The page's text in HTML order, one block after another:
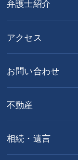
弁護士紹介
アクセス
お問い合わせ
不動産
相続・遺言